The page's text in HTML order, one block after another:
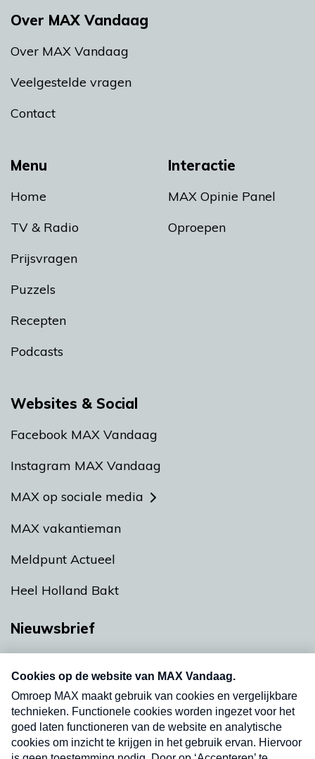
Menu
Home
TV & Radio
Prijsvragen
Puzzels
Recepten
Podcasts
Interactie
MAX Opinie Panel
Oproepen
Over MAX Vandaag
Over MAX Vandaag
Veelgestelde vragen
Contact
Websites & Social
Facebook MAX Vandaag
Instagram MAX Vandaag
MAX op sociale media
MAX vakantieman
Meldpunt Actueel
Heel Holland Bakt
Nieuwsbrief
nieuwsbrief. Elke vrijdag- en dinsdagochtend in
uw mailbox.
Verzend